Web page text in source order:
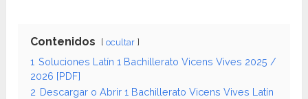
Contenidos ocultar
1 Soluciones Latín 1 Bachillerato Vicens Vives 2025 /
2026 [PDF]
2 Descargar o Abrir 1 Bachillerato Vicens Vives Latín